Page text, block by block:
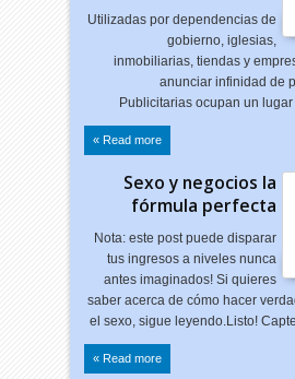
Utilizadas por dependencias de
gobierno, iglesias,
inmobiliarias, tiendas y
anunciar infinidad de
Publicitarias ocupan un
Read more »
Sexo y negocios la
fórmula perfecta
Nota: este post puede disparar
tus ingresos a niveles nunca
antes imaginados! Si quieres
saber acerca de cómo hacer
el sexo, sigue leyendo.Listo!
Read more »